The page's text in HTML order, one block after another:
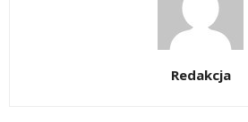
Redakcja